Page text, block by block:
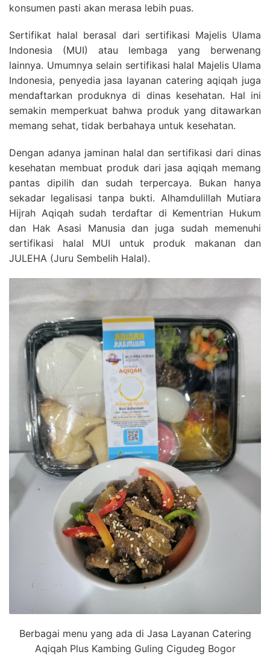
konsumen pasti akan merasa lebih puas.
Sertifikat halal berasal dari sertifikasi Majelis Ulama
Indonesia (MUI) atau lembaga yang berwenang
lainnya. Umumnya selain sertifikasi halal Majelis Ulama
Indonesia, penyedia jasa layanan catering aqiqah juga
mendaftarkan produknya di dinas kesehatan. Hal ini
semakin memperkuat bahwa produk yang ditawarkan
memang sehat, tidak berbahaya untuk kesehatan.
Dengan adanya jaminan halal dan sertifikasi dari dinas
kesehatan membuat produk dari jasa aqiqah memang
pantas dipilih dan sudah terpercaya. Bukan hanya
sekadar legalisasi tanpa bukti. Alhamdulillah Mutiara
Hijrah Aqiqah sudah terdaftar di Kementrian Hukum
dan Hak Asasi Manusia dan juga sudah memenuhi
sertifikasi halal MUI untuk produk makanan dan
JULEHA (Juru Sembelih Halal).
Berbagai menu yang ada di Jasa Layanan Catering
Aqiqah Plus Kambing Guling Cigudeg Bogor